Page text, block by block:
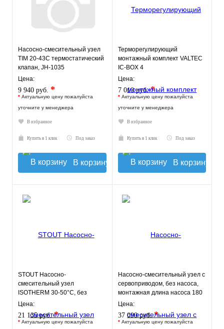
Насосно-смесительный узел
TIM 20-43С термостатический
клапан, JH-1035
Цена:
9 940 руб. *
* Актуальную цену пожалуйста
уточните у менеджера
В избранное
Купить в 1 клик Под заказ
В корзину
Терморегулирующий
монтажный комплект VALTEC
IC-BOX 4
Цена:
7 010 руб.*
* Актуальную цену пожалуйста
уточните у менеджера
В избранное
Купить в 1 клик Под заказ
В корзину
STOUT Насосно-
смесительный узел
ISOTHERM 30-50°C, без
насоса.
Цена:
21 135 руб.*
* Актуальную цену пожалуйста
Насосно-смесительный узел с
сервоприводом, без насоса,
монтажная длина насоса 180
мм VT.COMBI.S.180M
Цена:
37 090 руб.*
* Актуальную цену пожалуйста